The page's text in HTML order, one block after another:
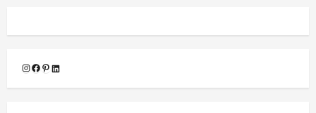
Instagram
Facebook
Pinterest
LinkedIn